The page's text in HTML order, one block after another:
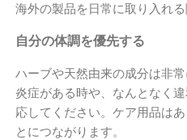
海外の製品を日常に取り入れ
自分の体調を優先する
ハーブや天然由来の成分は非
炎症がある時や、なんとなく
応してください。ケア用品は
とにつながります。